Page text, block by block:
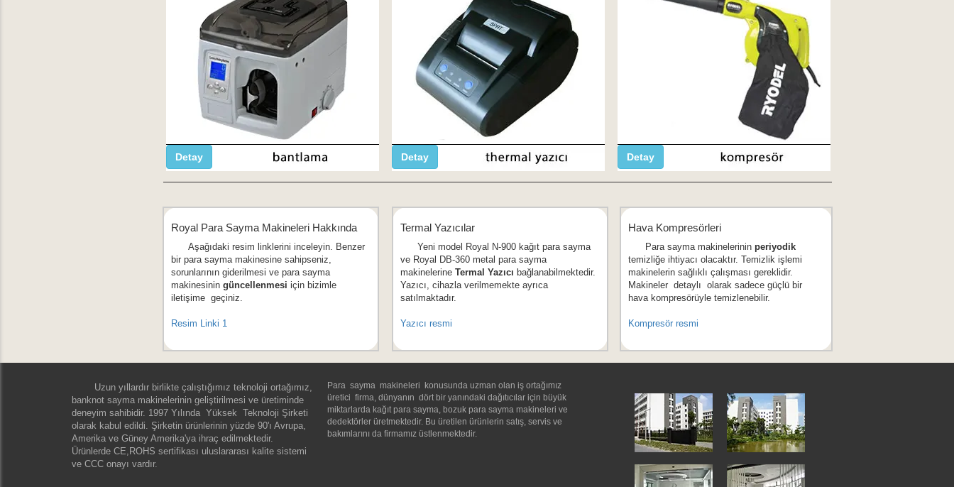
Detay Detay Detay
Royal Para Sayma Makineleri Hakkında
Aşağıdaki resim linklerini inceleyin. Benzer
bir para sayma makinesine sahipseniz,
sorunlarının giderilmesi ve para sayma
makinesinin güncellenmesi için bizimle
iletişime geçiniz.
Resim Linki 1
Termal Yazıcılar
Yeni model Royal N-900 kağıt para sayma
ve Royal DB-360 metal para sayma
makinelerine Termal Yazıcı bağlanabilmektedir.
Yazıcı, cihazla verilmemekte ayrıca
satılmaktadır.
Yazıcı resmi
Hava Kompresörleri
Para sayma makinelerinin periyodik
temizliğe ihtiyacı olacaktır. Temizlik işlemi
makinelerin sağlıklı çalışması gereklidir.
Makineler detaylı olarak sadece güçlü bir
hava kompresörüyle temizlenebilir.
Kompresör resmi
Uzun yıllardır birlikte çalıştığımız teknoloji ortağımız,
banknot sayma makinelerinin geliştirilmesi ve üretiminde
deneyim sahibidir. 1997 Yılında Yüksek Teknoloji Şirketi
olarak kabul edildi. Şirketin ürünlerinin yüzde 90'ı Avrupa,
Amerika ve Güney Amerika'ya ihraç edilmektedir.
Ürünlerde CE,ROHS sertifikası uluslararası kalite sistemi
ve CCC onayı vardır.
Para sayma makineleri konusunda uzman olan iş ortağımız
üretici firma, dünyanın dört bir yanındaki dağıtıcılar için büyük
miktarlarda kağıt para sayma, bozuk para sayma makineleri ve
dedektörler üretmektedir. Bu üretilen ürünlerin satış, servis ve
bakımlarını da firmamız üstlenmektedir.